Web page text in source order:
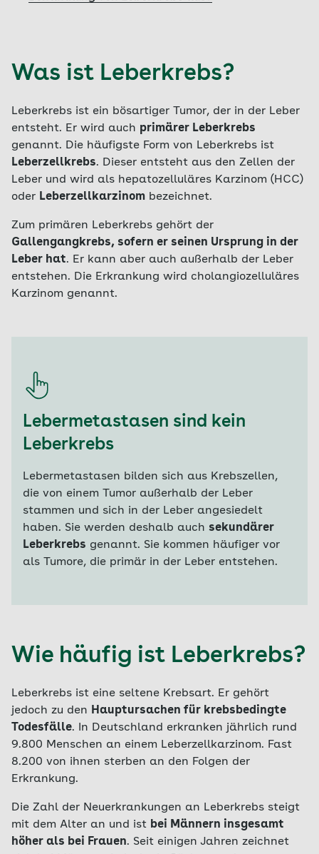
Was ist Leberkrebs?
Leberkrebs ist ein bösartiger Tumor, der in der Leber
entsteht. Er wird auch primärer Leberkrebs
genannt. Die häufigste Form von Leberkrebs ist
Leberzellkrebs. Dieser entsteht aus den Zellen der
Leber und wird als hepatozelluläres Karzinom (HCC)
oder Leberzellkarzinom bezeichnet.
Zum primären Leberkrebs gehört der
Gallengangkrebs, sofern er seinen Ursprung in der
Leber hat. Er kann aber auch außerhalb der Leber
entstehen. Die Erkrankung wird cholangiozelluläres
Karzinom genannt.
Lebermetastasen sind kein
Leberkrebs
Lebermetastasen bilden sich aus Krebszellen,
die von einem Tumor außerhalb der Leber
stammen und sich in der Leber angesiedelt
haben. Sie werden deshalb auch sekundärer
Leberkrebs genannt. Sie kommen häufiger vor
als Tumore, die primär in der Leber entstehen.
Wie häufig ist Leberkrebs?
Leberkrebs ist eine seltene Krebsart. Er gehört
jedoch zu den Hauptursachen für krebsbedingte
Todesfälle. In Deutschland erkranken jährlich rund
9.800 Menschen an einem Leberzellkarzinom. Fast
8.200 von ihnen sterben an den Folgen der
Erkrankung.
Die Zahl der Neuerkrankungen an Leberkrebs steigt
mit dem Alter an und ist bei Männern insgesamt
höher als bei Frauen. Seit einigen Jahren zeichnet